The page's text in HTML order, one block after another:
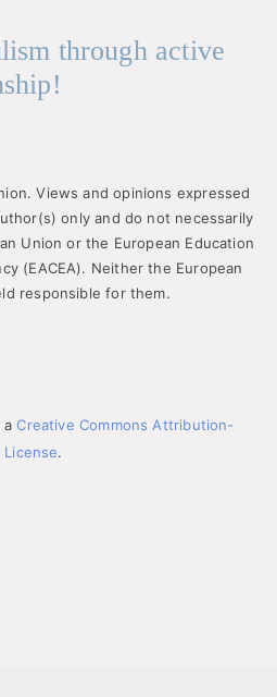
through active
Views and opinions expressed
only and do not necessarily
Union or the European Education
(EACEA). Neither the European
responsible for them.
aCreative Commons Attribution-
.